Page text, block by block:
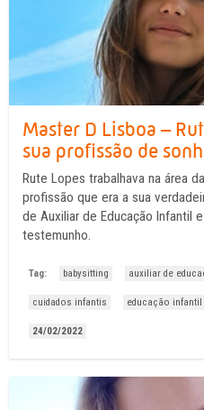
Master D Lisboa –
sua profissão de
Rute Lopes trabalhava na área
profissão que era a sua
de Auxiliar de Educação Infantil
testemunho.
Tag: babysitting auxiliar de
cuidados infantis educação infantil
24/02/2022